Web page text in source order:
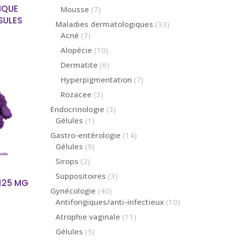
MG
Mousse 77
produits
Maladies dermatologiques 3333
Acné 77
Alopécie 1010
Dermatite 66
produits
Hyperpigmentation 77
Rozacee 33
Endocrinologie 33
Gélules 1 1
produit
Gastro-entérologie 1414
Gélules 99
Sirops 22
produits
Suppositoires 33
Gynécologie 4040
produits
Antifongiques/anti-infectieux 1010
Atrophie vaginale 11 11
Gélules 55